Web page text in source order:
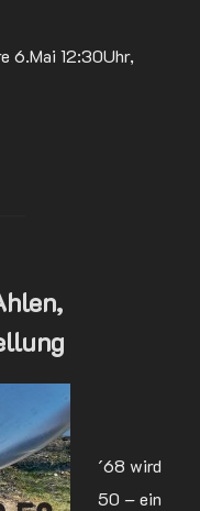
6.Mai 12:30Uhr,
´68 wird
50 – ein